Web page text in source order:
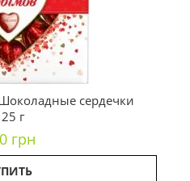
сердечки
г
грн